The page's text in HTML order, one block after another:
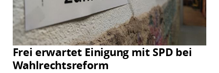
Frei erwartet Einigung mit SPD bei
Wahlrechtsreform